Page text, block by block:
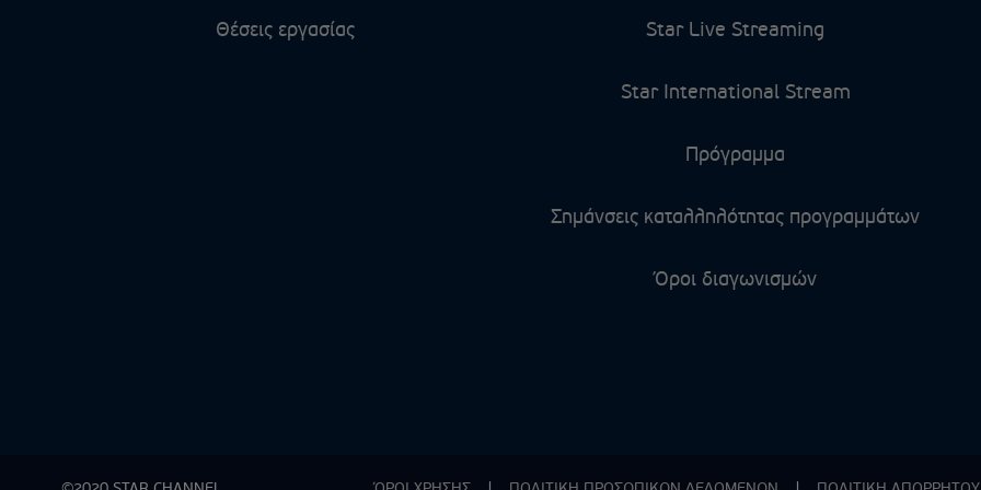
Θέσεις εργασίας Star Live Streaming
Star International Stream
Πρόγραμμα
Σημάνσεις καταλληλότητας προγραμμάτων
Όροι διαγωνισμών